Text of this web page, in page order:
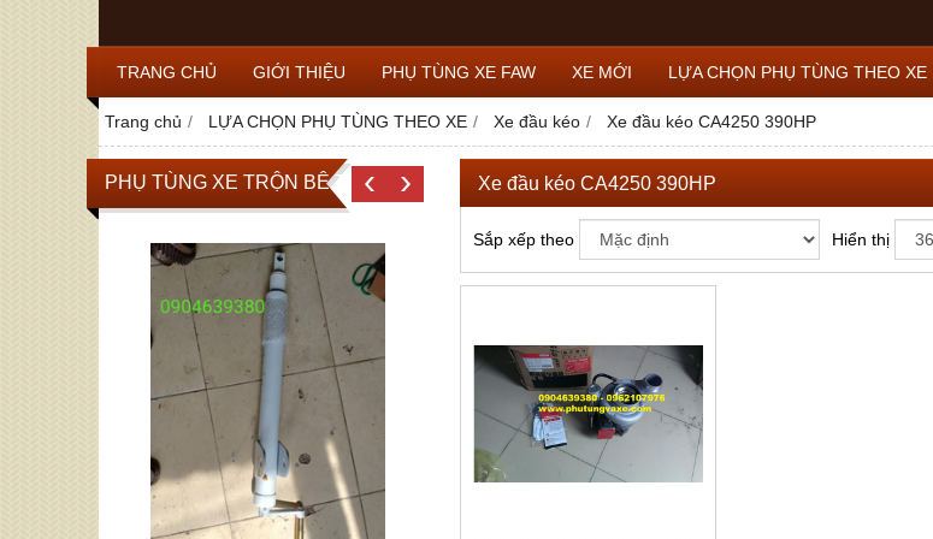
TRANG CHỦ GIỚI THIỆU PHỤ TÙNG XE FAW XE MỚI LỰA CHỌN PHỤ TÙNG THEO XE
Trang chủ LỰA CHỌN PHỤ TÙNG THEO XE Xe đầu kéo Xe đầu kéo CA4250 390HP
PHỤ TÙNG XE TRỘN BÊ TÔNG
‹ › Xe đầu kéo CA4250 390HP
Sắp xếp theo Hiển thị